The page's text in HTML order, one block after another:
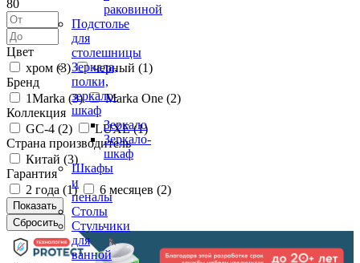
раковиной
Подстолье
для
столешницы
Зеркала,
полки,
зеркало-
шкаф
Зеркало
Зеркало-
шкаф
Шкафы
и
пеналы
Столы
Стульчики
для
ванной
80
Цвет
хром (3) черный (1)
Бренд
1Marka (3) Marka One (2)
Коллекция
GC-4 (2) LUXE (1)
Страна производитель
Китай (3)
Гарантия
2 года (1) 6 месяцев (2)